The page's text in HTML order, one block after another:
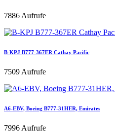
7886 Aufrufe
B-KPJ B777-367ER Cathay Pacific
7509 Aufrufe
A6-EBV, Boeing B777-31HER, Emirates
7996 Aufrufe